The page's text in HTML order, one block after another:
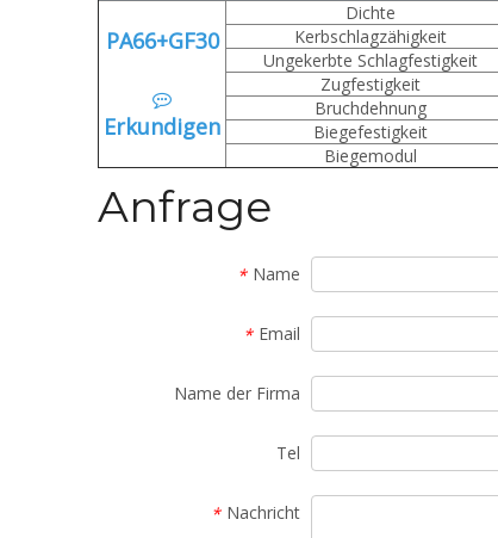
PA66+GF30

Erkundigen
Dichte
Kerbschlagzähigkeit
Ungekerbte Schlagfestigkeit
Zugfestigkeit
Bruchdehnung
Biegefestigkeit
Biegemodul
Anfrage
* Name
* Email
Name der Firma
Tel
* Nachricht